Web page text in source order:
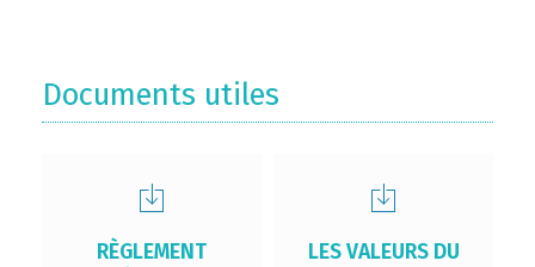
Documents utiles
RÈGLEMENT
LES VALEURS DU